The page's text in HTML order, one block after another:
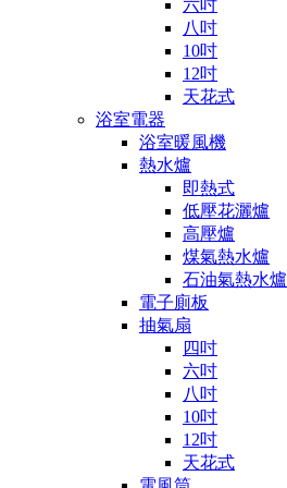
六吋
八吋
10吋
12吋
天花式
浴室電器
浴室暖風機
熱水爐
即熱式
低壓花灑爐
高壓爐
煤氣熱水爐
石油氣熱水爐
電子廁板
抽氣扇
四吋
六吋
八吋
10吋
12吋
天花式